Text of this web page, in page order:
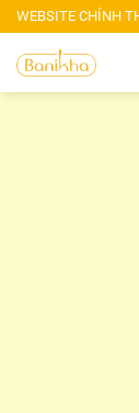
Skip
to
content
WEBSITE CHÍNH